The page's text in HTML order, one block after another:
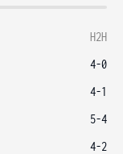
H2H
4-0
4-1
5-4
4-2